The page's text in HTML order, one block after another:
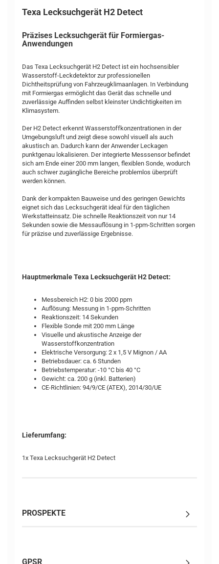
Texa Lecksuchgerät H2 Detect
Präzises Lecksuchgerät für Formiergas-
Anwendungen
Das Texa Lecksuchgerät H2 Detect ist ein hochsensibler
Wasserstoff-Leckdetektor zur professionellen
Dichtheitsprüfung von Fahrzeugklimaanlagen. In Verbindung
mit Formiergas ermöglicht das Gerät das schnelle und
zuverlässige Auffinden selbst kleinster Undichtigkeiten im
Klimasystem.
Der H2 Detect erkennt Wasserstoffkonzentrationen in der
Umgebungsluft und zeigt diese sowohl visuell als auch
akustisch an. Dadurch kann der Anwender Leckagen
punktgenau lokalisieren. Der integrierte Messsensor befindet
sich am Ende einer 200 mm langen, flexiblen Sonde, wodurch
auch schwer zugängliche Bereiche problemlos überprüft
werden können.
Dank der kompakten Bauweise und des geringen Gewichts
eignet sich das Lecksuchgerät ideal für den täglichen
Werkstatteinsatz. Die schnelle Reaktionszeit von nur 14
Sekunden sowie die Messauflösung in 1-ppm-Schritten sorgen
für präzise und zuverlässige Ergebnisse.
Hauptmerkmale Texa Lecksuchgerät H2 Detect:
Messbereich H2: 0 bis 2000 ppm
Auflösung: Messung in 1-ppm-Schritten
Reaktionszeit: 14 Sekunden
Flexible Sonde mit 200 mm Länge
Visuelle und akustische Anzeige der
Wasserstoffkonzentration
Elektrische Versorgung: 2 x 1,5 V Mignon / AA
Betriebsdauer: ca. 6 Stunden
Betriebstemperatur: -10 °C bis 40 °C
Gewicht: ca. 200 g (inkl. Batterien)
CE-Richtlinien: 94/9/CE (ATEX), 2014/30/UE
Lieferumfang:
1x Texa Lecksuchgerät H2 Detect
PROSPEKTE
GPSR